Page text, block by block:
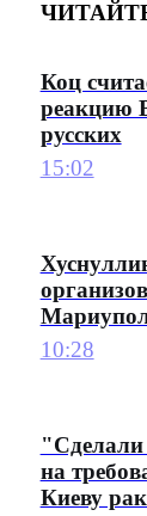
Коц
реакцию
русских
15:02
10:28
"Сделали
на
Киеву